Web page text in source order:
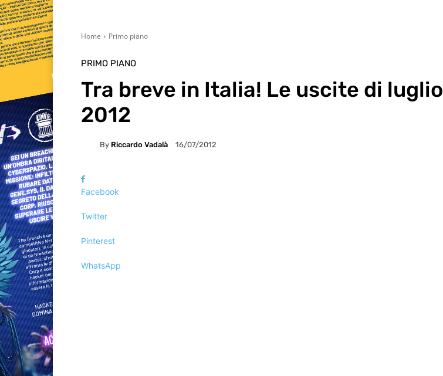
Home Primo piano
PRIMO PIANO
Tra breve in Italia! Le uscite di luglio
2012
By Riccardo Vadalà 16/07/2012
Facebook
Twitter
Pinterest
WhatsApp